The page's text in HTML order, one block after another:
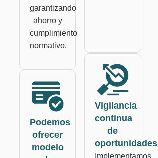
garantizando
ahorro y
cumplimiento
normativo.
Podemos
ofrecer
modelo
Vigilancia
continua
de
oportunidades
Implementamos